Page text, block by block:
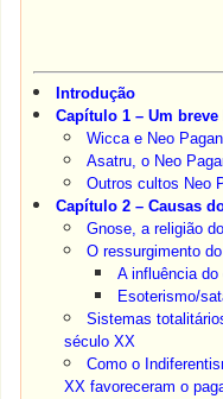
Introdução
Capítulo 1 – Um
Wicca e Neo
Asatru, o Neo
Outros cultos Neo
Capítulo 2 – Causas
Gnose, a religião
O ressurgimento
A influência
Esoterismo/
Sistemas
século XX
Como o
XX favoreceram o